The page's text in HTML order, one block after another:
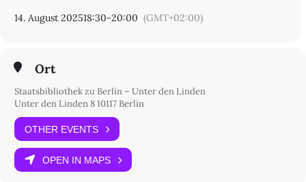
14. August 202518:30-20:00 (GMT+02:00)
Ort
Staatsbibliothek zu Berlin – Unter den Linden
Unter den Linden 8 10117 Berlin
OTHER EVENTS
OPEN IN MAPS